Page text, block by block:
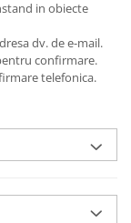
in obiecte
dv. de e-mail.
confirmare.
telefonica.